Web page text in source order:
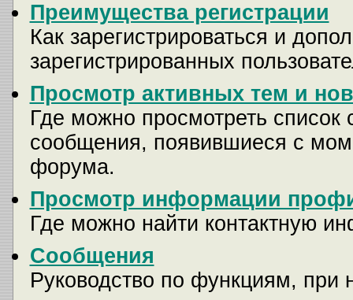
Преимущества регистрации
Как зарегистрироваться и
зарегистрированных
Просмотр активных тем и
Где можно просмотреть
сообщения, появившиеся с
форума.
Просмотр информации
Где можно найти контактную
Сообщения
Руководство по функциям, при